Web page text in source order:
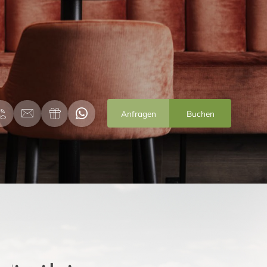
Anfragen Buchen